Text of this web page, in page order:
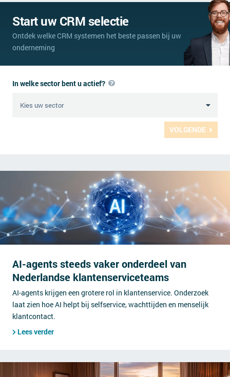
Start uw CRM selectie
Ontdek welke CRM systemen het beste passen bij uw
onderneming
VOLGENDE
In welke sector bent u actief?
AI-agents steeds vaker onderdeel van
Nederlandse klantenserviceteams
AI-agents krijgen een grotere rol in klantenservice. Onderzoek
laat zien hoe AI helpt bij selfservice, wachttijden en menselijk
klantcontact.
Lees verder